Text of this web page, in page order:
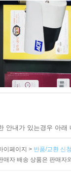
안내가 있는경우 아
이페이지 > 반품/교환 신
매자 배송 상품은 판매자